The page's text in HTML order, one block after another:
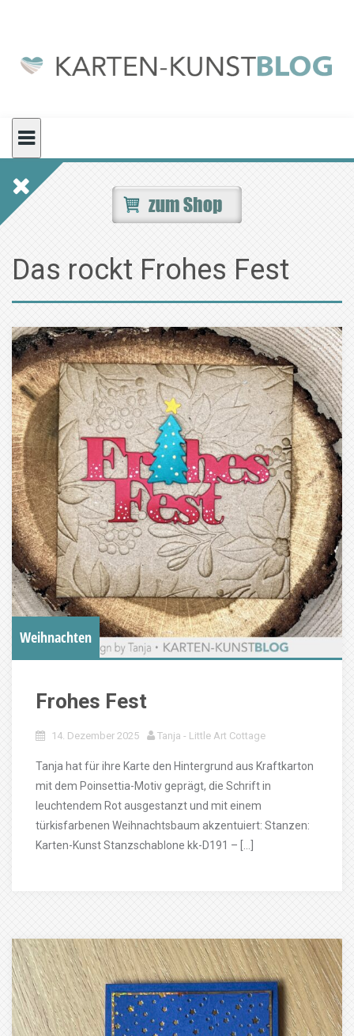
Das rockt Frohes Fest
Weihnachten
Frohes Fest
14. Dezember 2025 Tanja - Little Art Cottage
Tanja hat für ihre Karte den Hintergrund aus Kraftkarton
mit dem Poinsettia-Motiv geprägt, die Schrift in
leuchtendem Rot ausgestanzt und mit einem
türkisfarbenen Weihnachtsbaum akzentuiert: Stanzen:
Karten-Kunst Stanzschablone kk-D191 – […]